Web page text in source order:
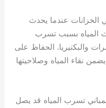
الخزانات عندما يحدث
المياه بسبب تسرب
والبكتيريا. الحفاظ على
نقاء المياه وصلاحيتها
تسرب المياه قد يصل